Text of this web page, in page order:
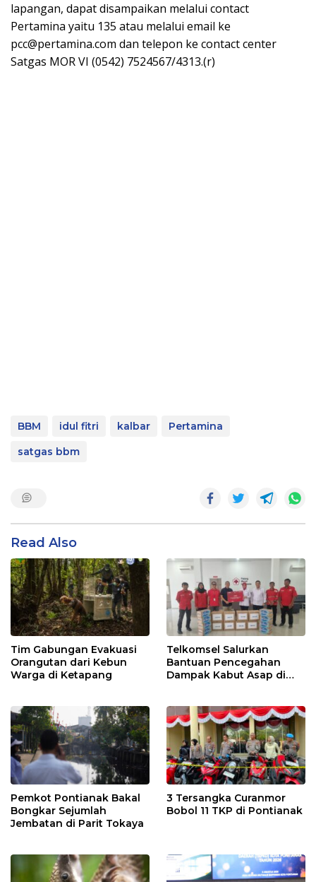
lapangan, dapat disampaikan melalui contact
Pertamina yaitu 135 atau melalui email ke
pcc@pertamina.com dan telepon ke contact center
Satgas MOR VI (0542) 7524567/4313.(r)
BBM idul fitri kalbar
Pertamina
satgas bbm
Read Also
Tim Gabungan Evakuasi
Orangutan dari Kebun
Warga di Ketapang
Telkomsel Salurkan
Bantuan Pencegahan
Dampak Kabut Asap di
Pemkot Pontianak Bakal
Bongkar Sejumlah
Jembatan di Parit Tokaya
3 Tersangka Curanmor
Bobol 11 TKP di Pontianak